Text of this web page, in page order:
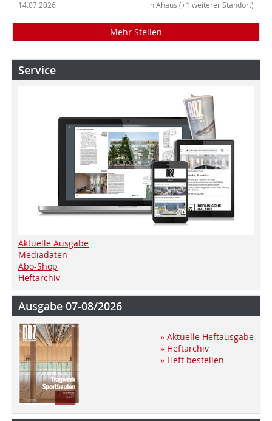
in Ahaus (+1 weiterer Standort)
14.07.2026
Mehr Stellen
Service
Aktuelle Ausgabe
Mediadaten
Abo-Shop
Heftarchiv
Ausgabe 07-08/2026
» Aktuelle Heftausgabe
» Heftarchiv
» Heft bestellen